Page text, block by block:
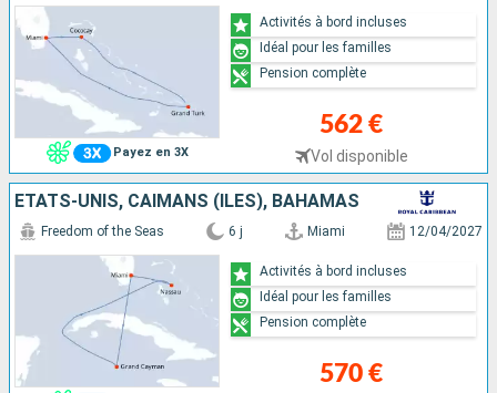
Payez en 3X
562 €
Vol disponible
Activités à bord incluses
Idéal pour les familles
Pension complète
ÉTATS-UNIS, CAÏMANS (ÎLES), BAHAMAS
Freedom of the Seas 6 j Miami 12/04/2027
570 €
Activités à bord incluses
Idéal pour les familles
Pension complète